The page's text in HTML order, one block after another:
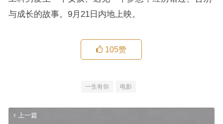
与成长的故事。9月21日内地上映。
105赞
一生有你 电影
上一篇